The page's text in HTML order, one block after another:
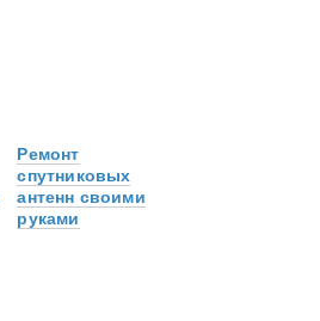
Ремонт
спутниковых
антенн своими
руками